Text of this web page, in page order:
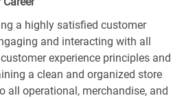
a highly satisfied customer
and interacting with all
experience principles and
a clean and organized store
all operational, merchandise, and